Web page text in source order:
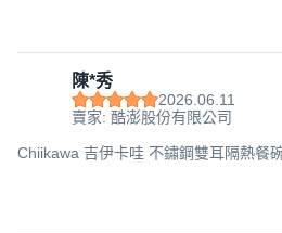
陳*秀
2026.06.11
賣家: 酷澎股份有限公司
Chiikawa 吉伊卡哇 不鏽鋼雙耳隔熱餐